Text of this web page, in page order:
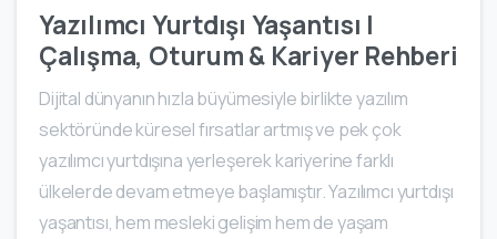
Yazılımcı Yurtdışı Yaşantısı |
Çalışma, Oturum & Kariyer Rehberi
Dijital dünyanın hızla büyümesiyle birlikte yazılım
sektöründe küresel fırsatlar artmış ve pek çok
yazılımcı yurtdışına yerleşerek kariyerine farklı
ülkelerde devam etmeye başlamıştır. Yazılımcı yurtdışı
yaşantısı, hem mesleki gelişim hem de yaşam